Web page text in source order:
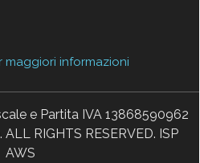
maggiori informazioni
e Partita IVA 13868590962
RIGHTS RESERVED. ISP
AWS